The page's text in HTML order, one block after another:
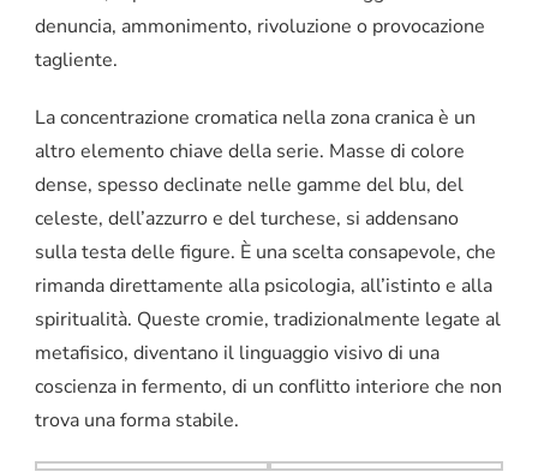
denuncia, ammonimento, rivoluzione o provocazione
tagliente.
La concentrazione cromatica nella zona cranica è un
altro elemento chiave della serie. Masse di colore
dense, spesso declinate nelle gamme del blu, del
celeste, dell’azzurro e del turchese, si addensano
sulla testa delle figure. È una scelta consapevole, che
rimanda direttamente alla psicologia, all’istinto e alla
spiritualità. Queste cromie, tradizionalmente legate al
metafisico, diventano il linguaggio visivo di una
coscienza in fermento, di un conflitto interiore che non
trova una forma stabile.